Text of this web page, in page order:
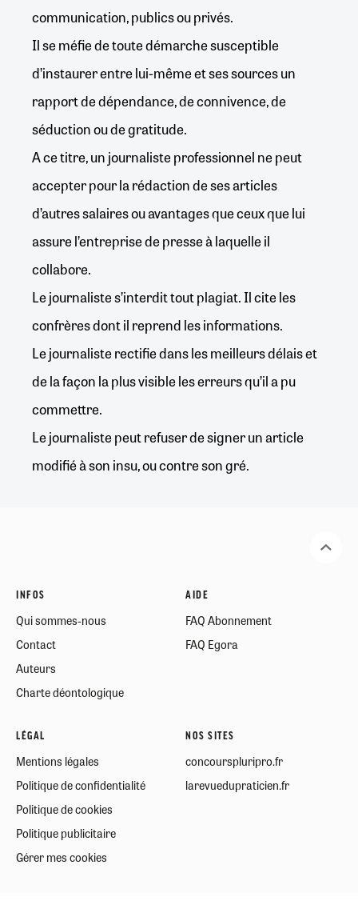
communication, publics ou privés.
Il se méfie de toute démarche susceptible
d’instaurer entre lui-même et ses sources un
rapport de dépendance, de connivence, de
séduction ou de gratitude.
A ce titre, un journaliste professionnel ne peut
accepter pour la rédaction de ses articles
d’autres salaires ou avantages que ceux que lui
assure l’entreprise de presse à laquelle il
collabore.
Le journaliste s’interdit tout plagiat. Il cite les
confrères dont il reprend les informations.
Le journaliste rectifie dans les meilleurs délais et
de la façon la plus visible les erreurs qu’il a pu
commettre.
Le journaliste peut refuser de signer un article
modifié à son insu, ou contre son gré.
INFOS
Qui sommes-nous
Contact
Auteurs
Charte déontologique
AIDE
FAQ Abonnement
FAQ Egora
LÉGAL
Mentions légales
Politique de confidentialité
Politique de cookies
Politique publicitaire
Gérer mes cookies
NOS SITES
concourspluripro.fr
larevuedupraticien.fr